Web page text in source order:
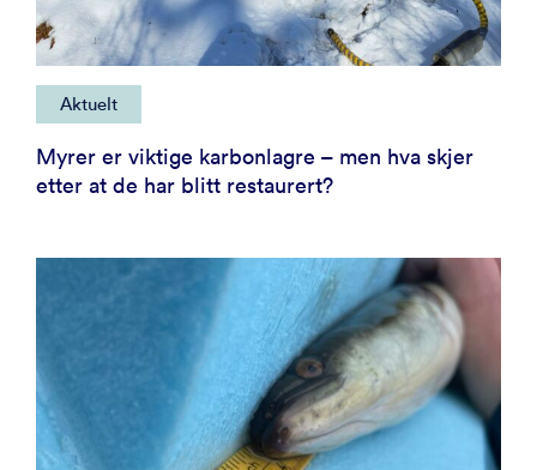
Aktuelt
Myrer er viktige karbonlagre – men hva skjer
etter at de har blitt restaurert?